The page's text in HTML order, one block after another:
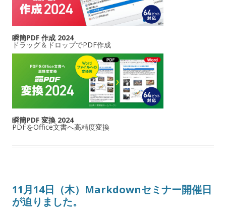
瞬簡PDF 作成 2024
ドラッグ＆ドロップでPDF作成
瞬簡PDF 変換 2024
PDFをOffice文書へ高精度変換
11月14日（木）Markdownセミナー開催日
が迫りました。